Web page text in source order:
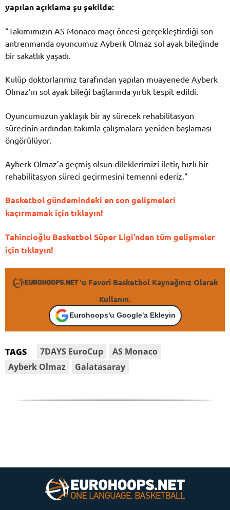
yapılan açıklama şu şekilde:
“Takımımızın AS Monaco maçı öncesi gerçekleştirdiği son
antrenmanda oyuncumuz Ayberk Olmaz sol ayak bileğinde
bir sakatlık yaşadı.
Kulüp doktorlarımız tarafından yapılan muayenede Ayberk
Olmaz’ın sol ayak bileği bağlarında yırtık tespit edildi.
Oyuncumuzun yaklaşık bir ay sürecek rehabilitasyon
sürecinin ardından takımla çalışmalara yeniden başlaması
öngörülüyor.
Ayberk Olmaz’a geçmiş olsun dileklerimizi iletir, hızlı bir
rehabilitasyon süreci geçirmesini temenni ederiz.”
Basketbol gündemindeki en son gelişmeleri
kaçırmamak için tıklayın!
Tahincioğlu Basketbol Süper Ligi’nden tüm gelişmeler
için tıklayın!
'u Favori Basketbol Kaynağınız Olarak
Kullanın.
Eurohoops'u Google'a Ekleyin
TAGS 7DAYS EuroCup
AS Monaco
Ayberk Olmaz
Galatasaray